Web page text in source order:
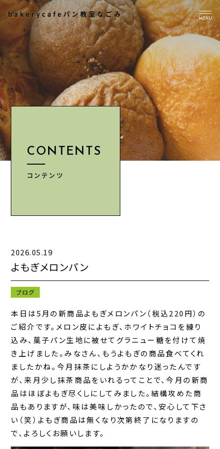
MENU
TOP
PICK UP
ABOUT US
Instagram
CONTENTS
NEWS
CONTACT
お知らせ一覧
お問い合わせフォーム
CONTENTS
コンテンツ
2026.05.19
よもぎメロンパン
ブログ
本日は5月の新商品よもぎメロンパン（税込220円）の
ご紹介です。メロン皮によもぎ、ホワイトチョコを練り
込み、菓子パン生地に被せてグラニュー糖を付けて焼
き上げました。みなさん、もうよもぎの商品食べてくれ
ましたかね。今月抹茶にしようかかなり迷ったんです
が、来月少し抹茶商品をいれるってことで、今月の新商
品はほぼよもぎ尽くしにしてみました。結構攻めた商
品もありますが、味は美味しかったので、安心して下さ
い（笑）よもぎ商品は無くなり次第終了になりますの
で、よろしくお願いします。